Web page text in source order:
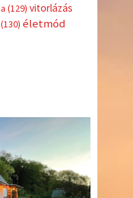
(129) vitorlázás
(130) életmód